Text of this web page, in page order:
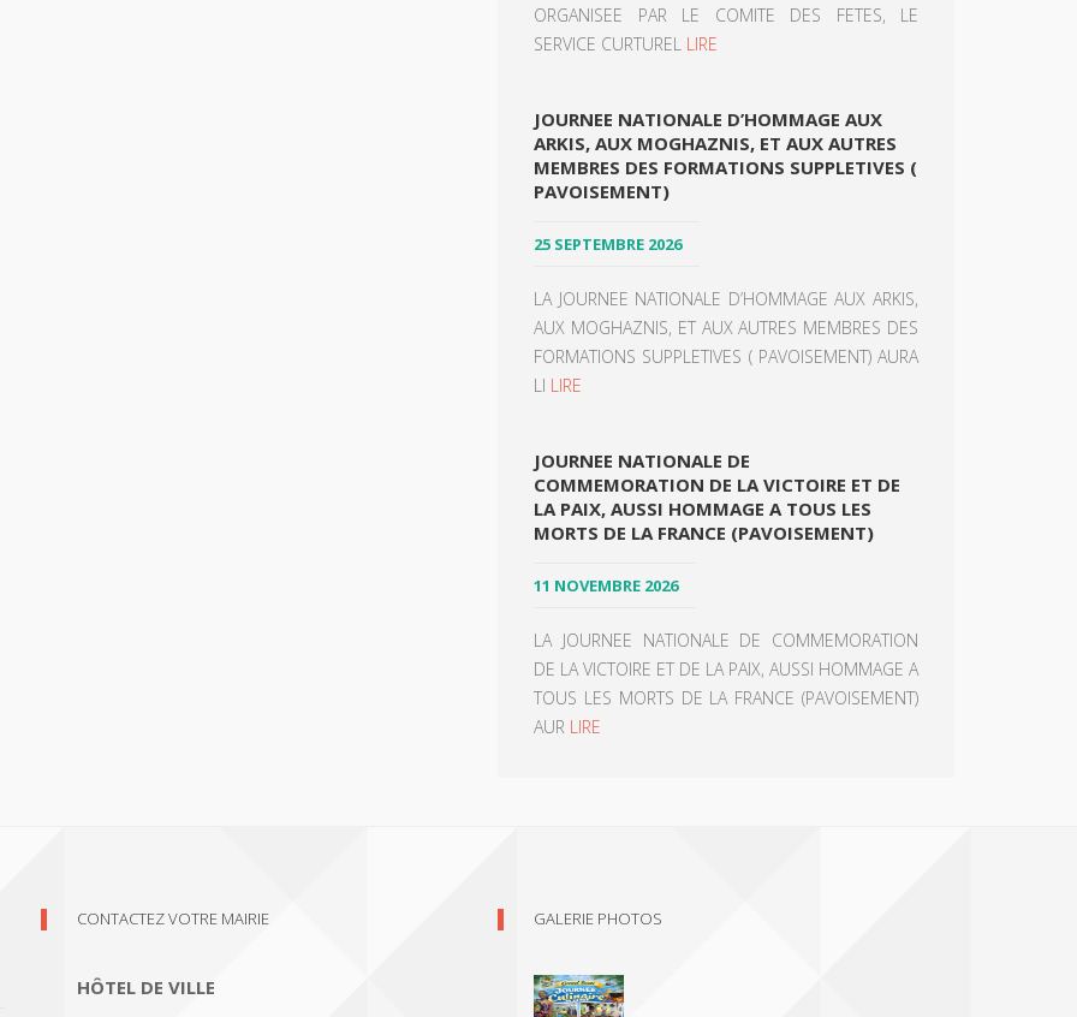
ORGANISEE PAR LE COMITE DES FETES, LE
SERVICE CURTUREL LIRE
JOURNEE NATIONALE D’HOMMAGE AUX
ARKIS, AUX MOGHAZNIS, ET AUX AUTRES
MEMBRES DES FORMATIONS SUPPLETIVES (
PAVOISEMENT)
25 SEPTEMBRE 2026
LA JOURNEE NATIONALE D’HOMMAGE AUX ARKIS,
AUX MOGHAZNIS, ET AUX AUTRES MEMBRES DES
FORMATIONS SUPPLETIVES ( PAVOISEMENT) AURA
LI LIRE
JOURNEE NATIONALE DE
COMMEMORATION DE LA VICTOIRE ET DE
LA PAIX, AUSSI HOMMAGE A TOUS LES
MORTS DE LA FRANCE (PAVOISEMENT)
11 NOVEMBRE 2026
LA JOURNEE NATIONALE DE COMMEMORATION
DE LA VICTOIRE ET DE LA PAIX, AUSSI HOMMAGE A
TOUS LES MORTS DE LA FRANCE (PAVOISEMENT)
AUR LIRE
CONTACTEZ VOTRE MAIRIE
HÔTEL DE VILLE
GALERIE PHOTOS